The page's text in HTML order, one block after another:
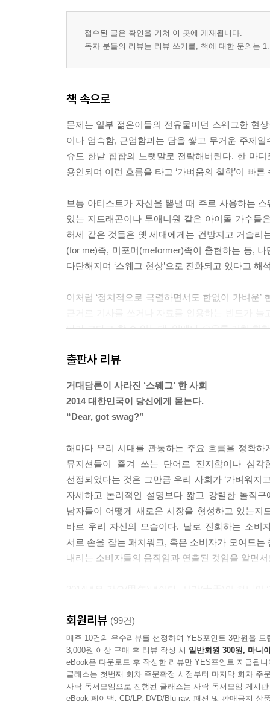
접수된 글은 확인을 거쳐 이 곳에 게재됩니다.
독자 분들의 리뷰는 리뷰 쓰기를, 책에 대한 문의는
책 속으로
문제는 일부 젊은이들의 전유물이던 스웨그한 현
이나 엄숙함, 근엄함과는 담을 쌓고 무거운 주제
슈도 한낱 힙합의 노랫말로 전락해버린다. 한 마
용인되며 이런 흐름을 타고 ‘가벼움의 철학’이 빠
보통 아티스트가 자신을 뽐낼 때 주로 사용하는
있는 지드래곤이나 투애니원 같은 아이돌 가수들
허세 같은 것들은 옛 세대에게는 건방지고 거슬리
(for me)족, 미포머(meformer)족이 출현하는 등,
다단해지며 ‘스웨그 현상’으로 진화되고 있다고 해
이처럼 ‘정치적으로 극렬하면서도 한없이 가벼운
바가 크다고 할 수 있는데, 일베나 오유를 거쳐 희
로 만들어 버리는 현상이 위험수위를 넘나들고 있
기 운동 등으로 많이 정화되었다고는 하지만 아
도 너무 가벼워진 것이다. 사람들은 깊게 생각하
생겨난 글들을 보고 더 충동적인 댓글이 달리며
초니치 트렌드에 대응하는 첫 번째 전략인 현미
분화해 초니치 마켓을 찾아내는 전략이다.
현미경으로 들여다본 미시세계에서 소비층은 쪼
9개이던 차량등급을 고객의 소득과 취향에 따라
(E) · 스포츠유틸리티차량(SUV) · 다목적레저차
이 팔리는 중국시장에서는 동급 내에도 서로 다
지로 세분화하고, 준중형차도 5개 등급으로 더 잘
부상하고 있다. 특히 F세대의 중심인 1971년생은
을 자랑하는, 그리고 평균수명 연장으로 내리막
른 것이다. ‘잊힌’ 세대가 주인공이 되면서 묻혔
다. ---p.261
출판사 리뷰
거대담론이 사라진 ‘스웨그’ 한 사회
2014 대한민국이 당신에게 묻는다.
“Dear, got swag?”
해마다 우리 시대를 관통하는 주요 흐름을 정확하
뮤지션들이 즐겨 쓰는 단어로 진지함이나 심
선정되었다는 것은 그만큼 우리 사회가 ‘가벼워
자세하고 논리적인 설명보다 짧고 강렬한 돌직
남자들이 어떻게 새로운 시장을 형성하고 있는
바로 우리 자신의 모습이다. 날로 진화하는 소비
서로 손을 잡는 패치워크, 혹은 소비자가 모여드
내리는 소비자들의 움직임과 연출된 것임을 알면
2014년은 갑오(甲午)년이다. 십간(十干)의 하나인
이동수단이었으며 이동ㆍ변화ㆍ자유ㆍ소통 등
지혜’라는 뜻의 노마지지(老馬之智)라는 고사성
있듯이, 말은 지혜롭다. 또 주인과 함께 전장을 누
『트렌드 코리아 2014』 10대 소비트렌드 키워드
색깔의 말이 출주했는데, 사람들은 주로 흰색과
못하지만 결승선에 가까워질수록 검은 말이 치고
회원리뷰 (99건)
매주 10건의 우수리뷰를 선정하여 YES포인트 3만원을 드
3,000원 이상 구매 후 리뷰 작성 시 일반회원 300원, 마니
eBook은 다운로드 후 작성한 리뷰만 YES포인트 지급됩니
클래스는 첫번째 회차 주문확정 시점부터 마지막 회차 주
사락 독서모임으로 진행된 클래스는 사락 독서모임 게시
eBook 페이백, CD/LP, DVD/Blu-ray, 패션 및 판매금지 상